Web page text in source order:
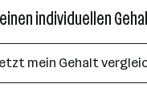
individuellen
mein Gehalt